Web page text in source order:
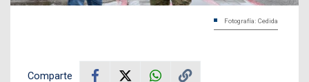
Fotografía: Cedida
Comparte